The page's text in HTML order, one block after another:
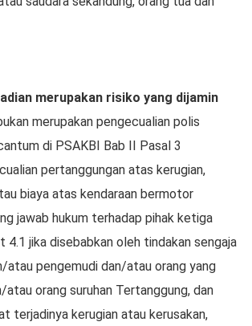
merupakan risiko yang dijamin
merupakan pengecualian polis
di PSAKBI Bab II Pasal 3
pertanggungan atas kerugian,
biaya atas kendaraan bermotor
jawab hukum terhadap pihak ketiga
4.1 jika disebabkan oleh tindakan sengaja
atau pengemudi dan/atau orang yang
atau orang suruhan Tertanggung, dan
terjadinya kerugian atau kerusakan,